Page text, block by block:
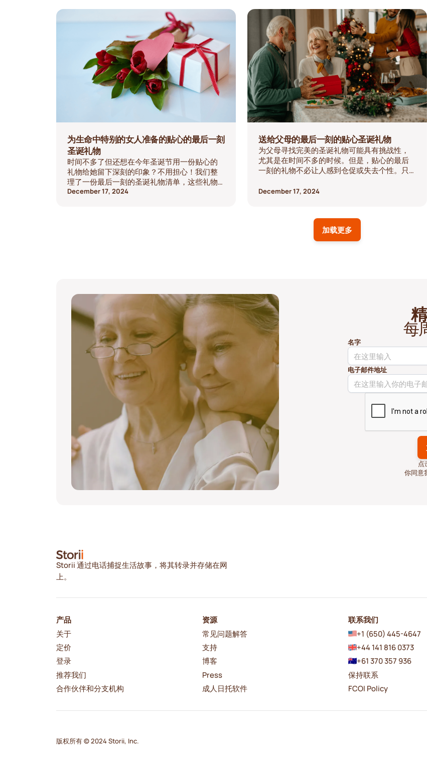
为生命中特别的女人准备的贴心的最后一刻
圣诞礼物
时间不多了但还想在今年圣诞节用一份贴心的
礼物给她留下深刻的印象？不用担心！我们整
理了一份最后一刻的圣诞礼物清单，这些礼物
很有意义、个性化，即使你已经准备好了，也
December 17, 2024
送给父母的最后一刻的贴心圣诞礼物
为父母寻找完美的圣诞礼物可能具有挑战性，
尤其是在时间不多的时候。但是，贴心的最后
一刻的礼物不必让人感到仓促或失去个性。只
达你的爱意和感激之情。以下是最后一刻送给
December 17, 2024
加载更多
每
名字
电子邮件地址
点
你同意
Storii 通过电话捕捉生活故事，将其转录并存储在网
上。
产品
关于
定价
登录
推荐我们
合作伙伴和分支机构
资源
常见问题解答
支持
博客
Press
成人日托软件
联系我们
+1 (650) 445-4647
+44 141 816 0373
+61 370 357 936
保持联系
FCOI Policy
版权所有 © 2024 Storii, Inc.